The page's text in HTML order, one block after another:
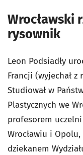
Wrocławski
rysownik
Leon Podsiadły
Francji (wyjechał z
Studiował w
Plastycznych we
profesorem
Wrocławiu i
dziekanem